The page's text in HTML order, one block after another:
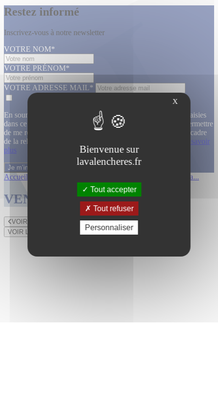
Restez informé
Inscrivez-vous à notre newsletter
VOTRE NOM*
VOTRE PRÉNOM*
VOTRE ADRESSE MAIL*
En soumettant ce formulaire, j’accepte que les informations saisies
dans ce formulaire soient utilisées, exploitées, traitées pour permettre
de me recontacter, pour m’envoyer des informations, dans le cadre
de la relation commerciale qui découle de cette demande.
En savoir
plus
Accueil Affiches cinema...
VENTES TERMINÉES
VOIR LE LOT PRÉCÉDENT
VOIR LE LOT SUIVANT
X
Bienvenue sur
lavalencheres.fr
Tout accepter
Tout refuser
Personnaliser